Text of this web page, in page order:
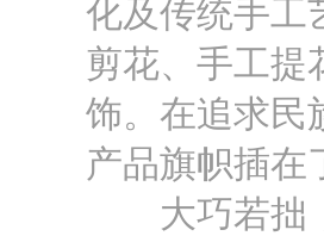
化及传统手工
剪花、手工提
饰。在追求民
产品旗帜插在
大巧若拙